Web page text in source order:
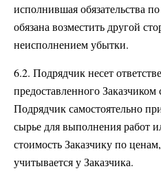
исполнившая обязательства
обязана возместить другой
неисполнением убытки.
6.2. Подрядчик несет
предоставленного
Подрядчик самостоятельно
сырье для выполнения работ
стоимость Заказчику по
учитывается у Заказчика.